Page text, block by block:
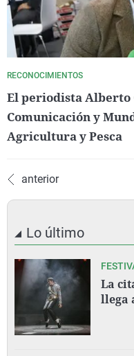
RECONOCIMIENTOS
El periodista Alberto
Comunicación y
Agricultura y Pesca
anterior
Lo último
La
llega